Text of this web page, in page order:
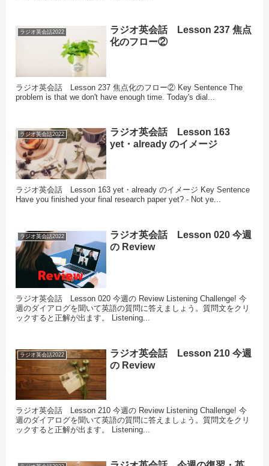
ラジオ英会話2022
ラジオ英会話 Lesson 237 焦点
化のフロー②
ラジオ英会話 Lesson 237 焦点化のフロー② Key Sentence The
problem is that we don't have enough time. Today's dial...
ラジオ英会話2022
ラジオ英会話 Lesson 163
yet・already のイメージ
ラジオ英会話 Lesson 163 yet・already のイメージ Key Sentence
Have you finished your final research paper yet? - Not ye...
ラジオ英会話2022
ラジオ英会話 Lesson 020 今週
の Review
ラジオ英会話 Lesson 020 今週の Review Listening Challenge! 今
週のダイアログを聞いて英語の質問に答えましょう。質問文をクリ
ックすると正解が出ます。 Listening...
ラジオ英会話2022
ラジオ英会話 Lesson 210 今週
の Review
ラジオ英会話 Lesson 210 今週の Review Listening Challenge! 今
週のダイアログを聞いて英語の質問に答えましょう。質問文をクリ
ックすると正解が出ます。 Listening...